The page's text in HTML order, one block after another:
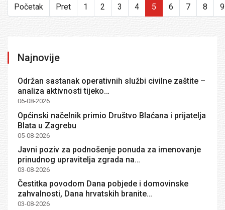
Početak Pret 1 2 3 4 5 6 7 8 9
Najnovije
Održan sastanak operativnih službi civilne zaštite –
analiza aktivnosti tijeko…
06-08-2026
Općinski načelnik primio Društvo Blaćana i prijatelja
Blata u Zagrebu
05-08-2026
Javni poziv za podnošenje ponuda za imenovanje
prinudnog upravitelja zgrada na…
03-08-2026
Čestitka povodom Dana pobjede i domovinske
zahvalnosti, Dana hrvatskih branite…
03-08-2026